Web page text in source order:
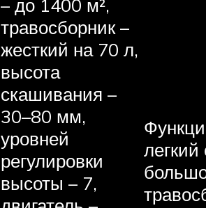
– до 1400 м²,
травосборник –
жесткий на 70 л,
высота
скашивания –
30–80 мм,
уровней
регулировки
высоты – 7,
легкий